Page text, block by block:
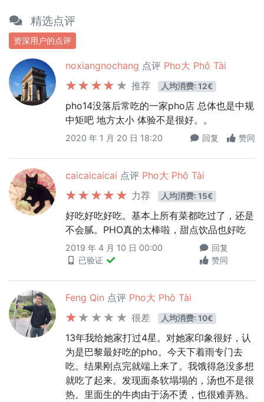
精选点评
资深用户的点评
noxiangnochang 点评 Pho大 Phô Tài
推荐
人均消费: 12€
pho14没落后常吃的一家pho店 总体也是中规
中矩吧 地方太小 体验不是很好。。
2020 年 1 月 20 日 18:20 回复 赞同
caicaicaicai 点评 Pho大 Phô Tài
力荐
人均消费: 15€
好吃好吃好吃。基本上所有菜都吃过了，还是
不会腻。PHO真的太棒啦，甜点饮品也好吃
2019 年 4 月 10 日 00:00
已验证
回复
赞同
Feng Qin 点评 Pho大 Phô Tài
很差
人均消费: 10€
13年我给她家打过4星。对她家印象很好，认
为是巴黎最好吃的pho。今天下着雨专门去
吃。结果刚点完就端上来了。我饿得急没多想
就吃了起来。发现面条软塌塌的，汤也不是很
热。里面生的牛肉由于汤不烫，也很难弄熟。